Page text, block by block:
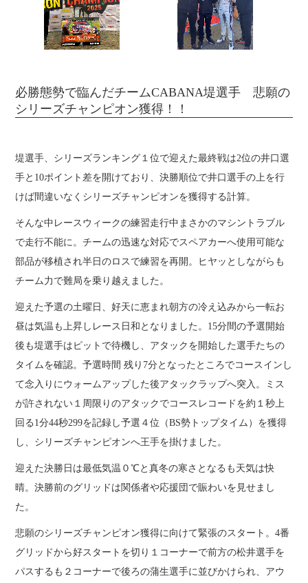
必勝態勢で臨んだチームCABANA堤選手 悲願の
シリーズチャンピオン獲得！！
堤選手、シリーズランキング１位で迎えた最終戦は2位の井口選
手と10ポイント差を開けており、決勝順位で井口選手の上を行
けば間違いなくシリーズチャンピオンを獲得する計算。
そんな中レースウィークの練習走行中まさかのマシントラブル
で走行不能に。チームの迅速な対応でスペアカーへ使用可能な
部品が移植され半日のロスで練習を再開。ヒヤッとしながらも
チーム力で難局を乗り越えました。
迎えた予選の土曜日、好天に恵まれ朝方の冷え込みから一転お
昼は気温も上昇しレース日和となりました。15分間の予選開始
後も堤選手はピットで待機し、アタックを開始した選手たちの
タイムを確認。予選時間 残り7分となったところでコースインし
て念入りにウォームアップした後アタックラップへ突入。ミス
が許されない１周限りのアタックでコースレコードを約１秒上
回る1分44秒299を記録し予選４位（BS勢トップタイム）を獲得
し、シリーズチャンピオンへ王手を掛けました。
迎えた決勝日は最低気温０℃と真冬の寒さとなるも天気は快
晴。決勝前のグリッドは関係者や応援団で賑わいを見せまし
た。
悲願のシリーズチャンピオン獲得に向けて緊張のスタート。4番
グリッドから好スタートを切り１コーナーで前方の松井選手を
パスするも２コーナーで後ろの蒲生選手に並びかけられ、アウ